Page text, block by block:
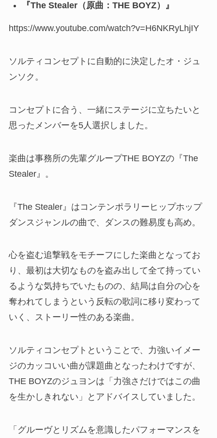
『The Stealer（原曲：THE BOYZ）』
https://www.youtube.com/watch?v=H6NKRyLhjIY
ソルティコンセプトに自動的に決定したオ・ジュ
ンソク。
コンセプトに合う、一緒にステージに立ちたいと
思ったメンバーを5人選択しました。
楽曲は事務所の先輩グループTHE BOYZの『The
Stealer』。
『The Stealer』はコンテンポラリーヒップホップ
ダンスジャンルの曲で、ダンスの難易度も高め。
心を盗む追撃戦をモチーフにした楽曲となってお
り、最初は大切なものを盗み出して全て持ってい
るような気持ちでいたものの、結局は自分の心を
奪われてしまうという反転の歌詞に移り変わって
いく、ストーリー性のある楽曲。
ソルティコンセプトということで、力強いイメー
ジのカッコいい曲が課題曲となったわけですが、
THE BOYZのジュヨンは「力強さだけではこの曲
を生かしきれない」とアドバイスしていました。
「グルーヴとリズムを意識したパフォーマンスを